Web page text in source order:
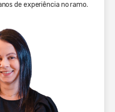
de experiência no ramo.